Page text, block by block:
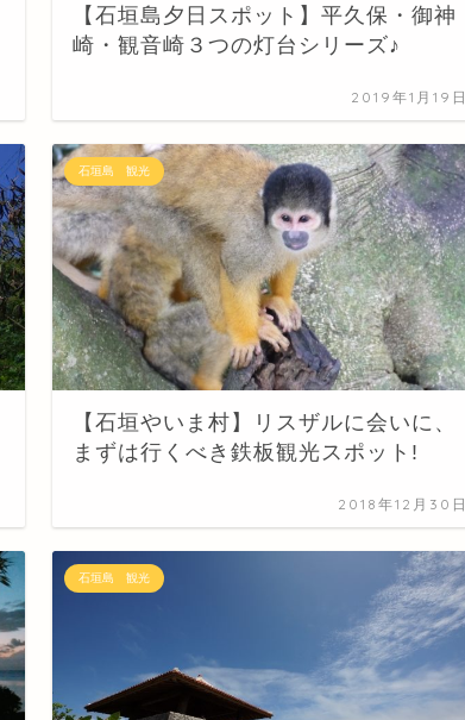
【石垣島夕日スポット】平久保・御神
崎・観音崎３つの灯台シリーズ♪
2019年1月19日
石垣島 観光
【石垣やいま村】リスザルに会いに、
まずは行くべき鉄板観光スポット!
2018年12月30日
石垣島 観光